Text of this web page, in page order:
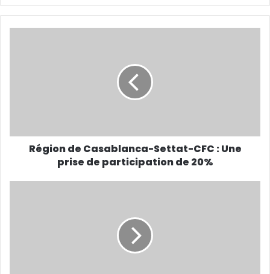
z
Région de Casablanca-Settat-CFC : Une
prise de participation de 20%